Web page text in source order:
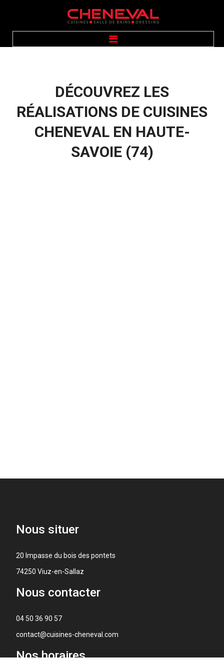
ÉQUIPEMENTS
GALERIE PHOTOS
CONTACT
DÉCOUVREZ LES
RÉALISATIONS DE CUISINES
CHENEVAL EN HAUTE-
SAVOIE (74)
Nous situer
20 Impasse du bois des pontets
74250 Viuz-en-Sallaz
Nous contacter
04 50 36 90 57
contact@cuisines-cheneval.com
Nos horaires